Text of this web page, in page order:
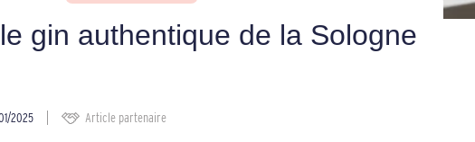
gin authentique de la Sologne
2025 Article partenaire